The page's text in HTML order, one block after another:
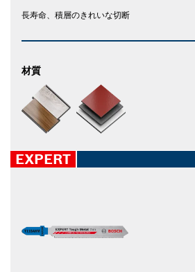
長寿命、積層のきれいな切断
材質
EXPERT